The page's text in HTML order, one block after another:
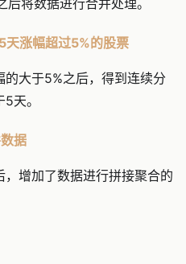
将数据进行合并处理。
天涨幅超过5%的股票
大于5%之后，得到连续分
天。
据
增加了数据进行拼接聚合的